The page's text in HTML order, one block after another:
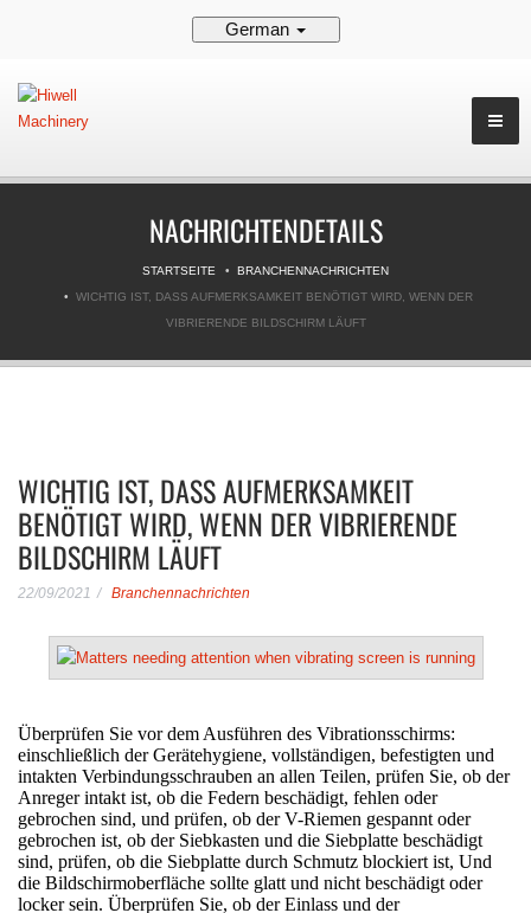
German
NACHRICHTENDETAILS
STARTSEITE
BRANCHENNACHRICHTEN
WICHTIG IST, DASS AUFMERKSAMKEIT BENÖTIGT WIRD, WENN DER
VIBRIERENDE BILDSCHIRM LÄUFT
WICHTIG IST, DASS AUFMERKSAMKEIT
BENÖTIGT WIRD, WENN DER VIBRIERENDE
BILDSCHIRM LÄUFT
22/09/2021 Branchennachrichten